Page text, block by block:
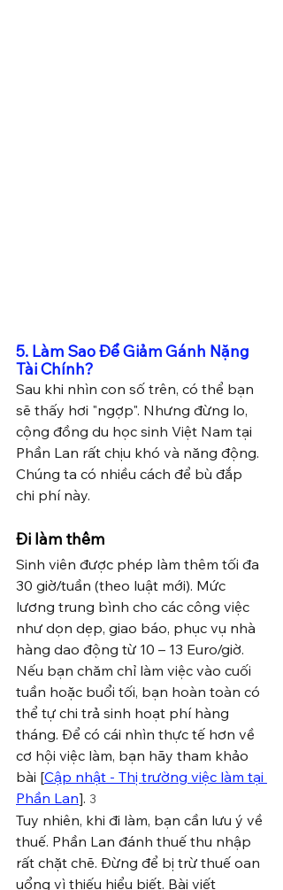
5. Làm Sao Để Giảm Gánh Nặng
Tài Chính?
Sau khi nhìn con số trên, có thể bạn
sẽ thấy hơi "ngợp". Nhưng đừng lo,
cộng đồng du học sinh Việt Nam tại
Phần Lan rất chịu khó và năng động.
Chúng ta có nhiều cách để bù đắp
chi phí này.
Đi làm thêm
Sinh viên được phép làm thêm tối đa
30 giờ/tuần (theo luật mới). Mức
lương trung bình cho các công việc
như dọn dẹp, giao báo, phục vụ nhà
hàng dao động từ 10 – 13 Euro/giờ.
Nếu bạn chăm chỉ làm việc vào cuối
tuần hoặc buổi tối, bạn hoàn toàn có
thể tự chi trả sinh hoạt phí hàng
tháng. Để có cái nhìn thực tế hơn về
cơ hội việc làm, bạn hãy tham khảo
bài [Cập nhật - Thị trường việc làm tại
Phần Lan]. 3
Tuy nhiên, khi đi làm, bạn cần lưu ý về
thuế. Phần Lan đánh thuế thu nhập
rất chặt chẽ. Đừng để bị trừ thuế oan
uổng vì thiếu hiểu biết. Bài viết